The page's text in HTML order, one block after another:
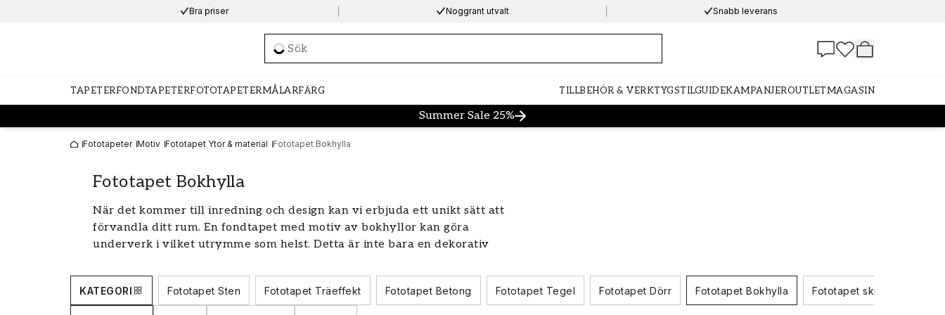
Bra priser Noggrant utvalt Snabb leverans
Loading…
TAPETERFONDTAPETERFOTOTAPETERMÅLARFÄRG TILLBEHÖR & VERKTYGSTILGUIDEKAMPANJEROUTLETMAGASIN
Summer Sale 25%
Fototapeter Motiv Fototapet Ytor & material Fototapet Bokhylla
Fototapet Bokhylla
När det kommer till inredning och design kan vi erbjuda ett unikt sätt att
förvandla ditt rum. En fondtapet med motiv av bokhyllor kan göra
underverk i vilket utrymme som helst. Detta är inte bara en dekorativ
Bokhyllsmotiv ger en illusion av extra utrymme och intellektuell atmosfär,
vilket kan göra rummet mer intressant och sofistikerat. Utforska vårt utbud
KATEGORI Fototapet Sten Fototapet Träeffekt Fototapet Betong Fototapet Tegel Fototapet Dörr Fototapet Bokhylla Fototapet skiffer